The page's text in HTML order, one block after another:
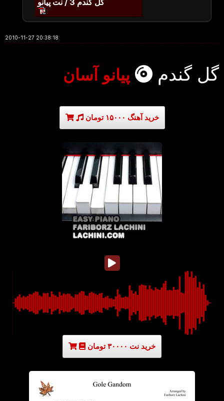
گل گندم 3 / نت پیانو
2010-11-27 20:38:18
گل گندم پیانو آسان
خرید آهنگ ۱۵۰۰۰ تومان
خرید نت ۳۰۰۰۰ تومان